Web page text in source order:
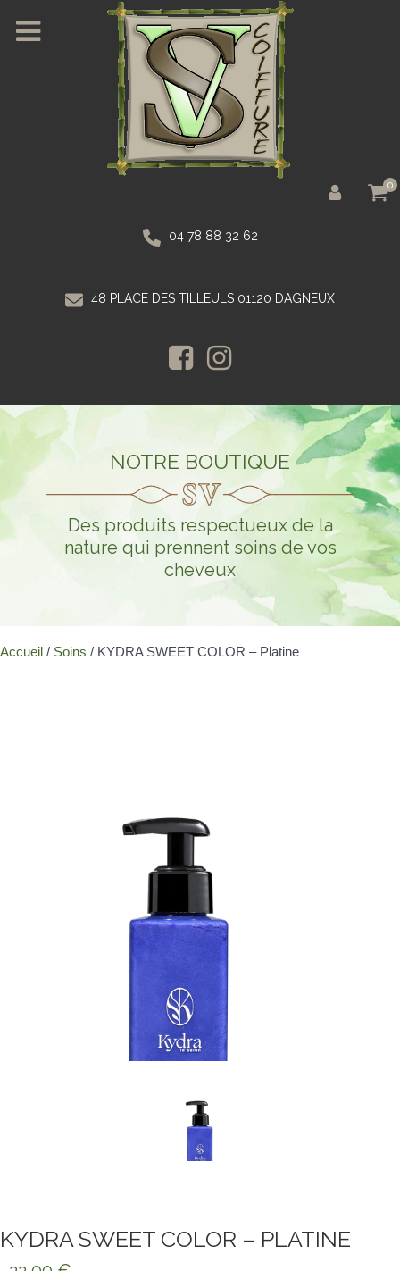
0
04 78 88 32 62
48 PLACE DES TILLEULS 01120 DAGNEUX
NOTRE BOUTIQUE
Des produits respectueux de la
nature qui prennent soins de vos
cheveux
Accueil / Soins / KYDRA SWEET COLOR – Platine
KYDRA SWEET COLOR – PLATINE